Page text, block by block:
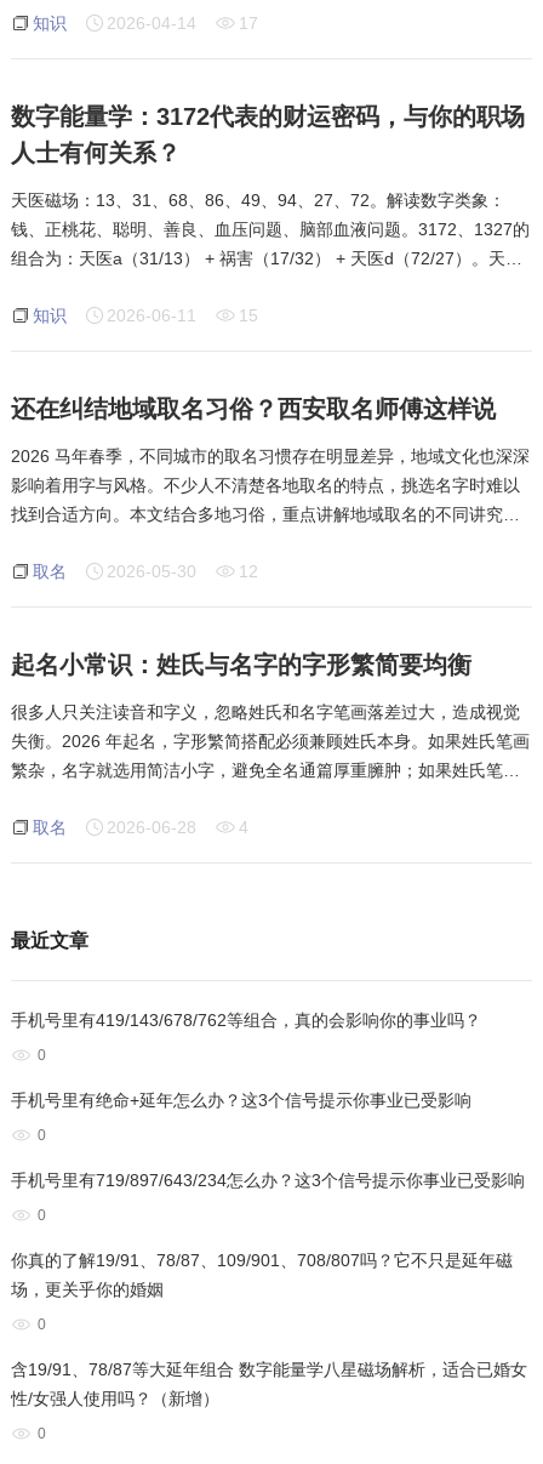
人也可能中招。根据其利会多年实战案例
知识 2026-04-14 17
数字能量学：3172代表的财运密码，与你的职场
人士有何关系？
天医磁场：13、31、68、86、49、94、27、72。解读数字类象：
钱、正桃花、聪明、善良、血压问题、脑部血液问题。3172、1327的
组合为：天医a（31/13） + 祸害（17/32） + 天医d（72/27）。天医a
量最小，赚小钱。如果你发现自己的手机号码中有3172
知识 2026-06-11 15
还在纠结地域取名习俗？西安取名师傅这样说
2026 马年春季，不同城市的取名习惯存在明显差异，地域文化也深深
影响着用字与风格。不少人不清楚各地取名的特点，挑选名字时难以
找到合适方向。本文结合多地习俗，重点讲解地域取名的不同讲究，
区别，北方地区偏向大气开阔，选字
取名 2026-05-30 12
起名小常识：姓氏与名字的字形繁简要均衡
很多人只关注读音和字义，忽略姓氏和名字笔画落差过大，造成视觉
失衡。2026 年起名，字形繁简搭配必须兼顾姓氏本身。如果姓氏笔画
繁杂，名字就选用简洁小字，避免全名通篇厚重臃肿；如果姓氏笔画
极繁汉字，一轻一重，排版十分不协调。繁
取名 2026-06-28 4
最近文章
手机号里有419/143/678/762等组合，真的会影响你的事业吗？
0
手机号里有绝命+延年怎么办？这3个信号提示你事业已受影响
0
手机号里有719/897/643/234怎么办？这3个信号提示你事业已受影响
0
你真的了解19/91、78/87、109/901、708/807吗？它不只是延年磁
场，更关乎你的婚姻
0
含19/91、78/87等大延年组合 数字能量学八星磁场解析，适合已婚女
性/女强人使用吗？（新增）
0